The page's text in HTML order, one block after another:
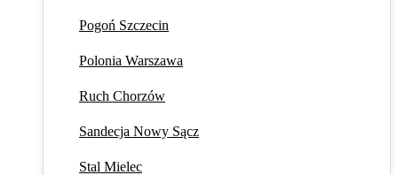
Pogoń Szczecin
Polonia Warszawa
Ruch Chorzów
Sandecja Nowy Sącz
Stal Mielec